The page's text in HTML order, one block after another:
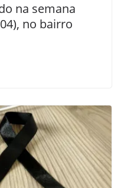
na semana
no bairro